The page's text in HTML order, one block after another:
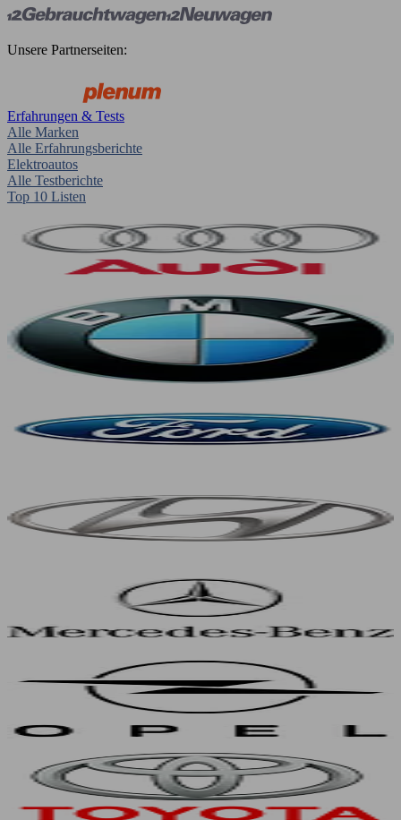
Unsere Partnerseiten:
Erfahrungen & Tests
Alle Marken
Alle Erfahrungsberichte
Elektroautos
Alle Testberichte
Top 10 Listen